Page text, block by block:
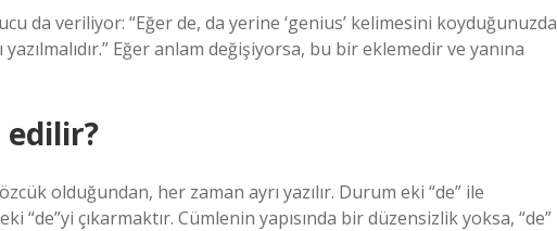
da veriliyor: “Eğer de, da yerine ‘genius’ kelimesini koyduğunuzda
Eğer anlam değişiyorsa, bu bir eklemedir ve yanına
edilir?
olduğundan, her zaman ayrı yazılır. Durum eki “de” ile
“de”yi çıkarmaktır. Cümlenin yapısında bir düzensizlik yoksa, “de”